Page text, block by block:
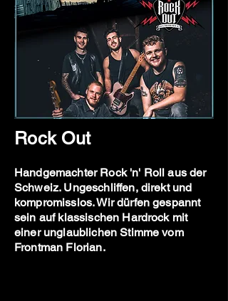
Rock Out
Handgemachter Rock 'n' Roll aus der
Schweiz. Ungeschliffen, direkt und
kompromisslos. Wir dürfen gespannt
sein auf klassischen Hardrock mit
einer unglaublichen Stimme vom
Frontman Florian.